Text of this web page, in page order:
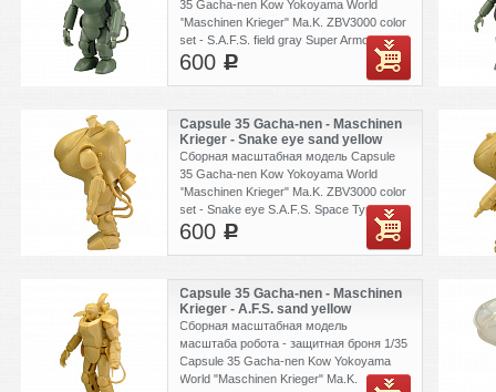
35 Gacha-nen Kow Yokoyama World
"Maschinen Krieger" Ma.K. ZBV3000 color
set - S.A.F.S. field gray Super Armored
Fighting Suit. Сеты наклеек идут
600 c
Capsule 35 Gacha-nen - Maschinen
Krieger - Snake eye sand yellow
Сборная масштабная модель Capsule
35 Gacha-nen Kow Yokoyama World
"Maschinen Krieger" Ma.K. ZBV3000 color
set - Snake eye S.A.F.S. Space Type 2
sand yellow. Сеты наклеек идут
600 c
Capsule 35 Gacha-nen - Maschinen
Krieger - A.F.S. sand yellow
Сборная масштабная модель
масштаба робота - защитная броня 1/35
Capsule 35 Gacha-nen Kow Yokoyama
World "Maschinen Krieger" Ma.K.